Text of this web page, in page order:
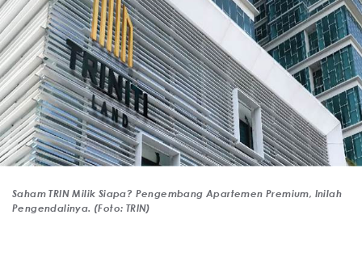
Saham TRIN Milik Siapa? Pengembang Apartemen Premium, Inilah
Pengendalinya. (Foto: TRIN)